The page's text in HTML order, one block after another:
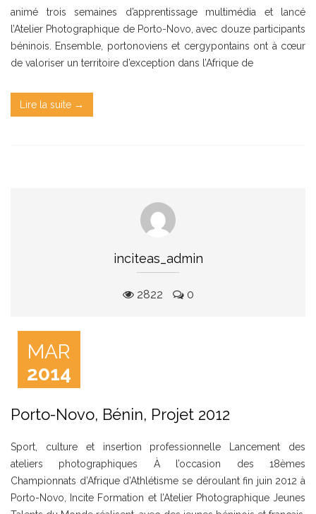
animé trois semaines d’apprentissage multimédia et lancé
l’Atelier Photographique de Porto-Novo, avec douze participants
béninois. Ensemble, portonoviens et cergypontains ont à cœur
de valoriser un territoire d’exception dans l’Afrique de
Lire la suite →
inciteas_admin
2822 0
MAR
2014
Porto-Novo, Bénin, Projet 2012
Sport, culture et insertion professionnelle Lancement des
ateliers photographiques À l’occasion des 18èmes
Championnats d’Afrique d’Athlétisme se déroulant fin juin 2012 à
Porto-Novo, Incite Formation et l’Atelier Photographique Jeunes